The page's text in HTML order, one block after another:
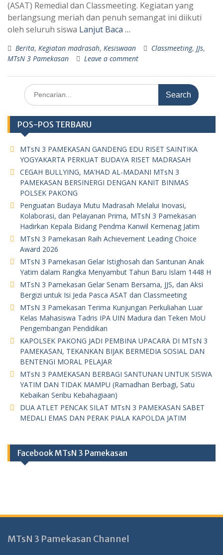
(ASAT) Remedial dan Classmeeting. Kegiatan yang
berlangsung meriah dan penuh semangat ini diikuti
oleh seluruh siswa Lanjut Baca …
Berita, Kegiatan madrasah, Kesiswaan Classmeeting, JJs,
MTsN 3 Pamekasan
Leave a comment
Search
for:
POS-POS TERBARU
MTsN 3 PAMEKASAN GANDENG EDU RISET SAINTIKA
YOGYAKARTA PERKUAT BUDAYA RISET MADRASAH
CEGAH BULLYING, MA’HAD AL-MADANI MTsN 3
PAMEKASAN BERSINERGI DENGAN KANIT BINMAS
POLSEK PAKONG
Penguatan Budaya Mutu Madrasah Melalui Inovasi,
Kolaborasi, dan Pelayanan Prima, MTsN 3 Pamekasan
Hadirkan Kepala Bidang Pendma Kanwil Kemenag Jatim
MTsN 3 Pamekasan Raih Achievement Leading Choice
Award 2026
MTsN 3 Pamekasan Gelar Istighosah dan Santunan Anak
Yatim dalam Rangka Menyambut Tahun Baru Islam 1448 H
MTsN 3 Pamekasan Gelar Senam Bersama, JJS, dan Aksi
Bergizi untuk Isi Jeda Pasca ASAT dan Classmeeting
MTsN 3 Pamekasan Terima Kunjungan Perkuliahan Luar
Kelas Mahasiswa Tadris IPA UIN Madura dan Teken MoU
Pengembangan Pendidikan
KAPOLSEK PAKONG JADI PEMBINA UPACARA DI MTsN 3
PAMEKASAN, TEKANKAN BIJAK BERMEDIA SOSIAL DAN
BENTENGI MORAL PELAJAR
MTsN 3 PAMEKASAN BERBAGI SANTUNAN UNTUK SISWA
YATIM DAN TIDAK MAMPU (Ramadhan Berbagi, Satu
Kebaikan Seribu Kebahagiaan)
DUA ATLET PENCAK SILAT MTsN 3 PAMEKASAN SABET
MEDALI EMAS DAN PERAK PIALA KAPOLDA JATIM
Facebook MTsN 3 Pamekasan
MTsN 3 Pamekasan Channel